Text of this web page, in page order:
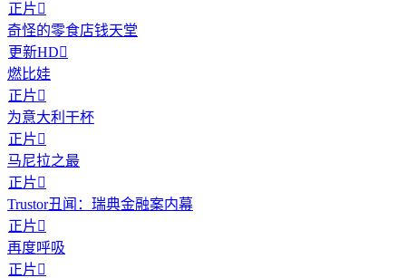
正片
奇怪的零食店钱天堂
更新HD
燃比娃
正片
为意大利干杯
正片
马尼拉之最
正片
Trustor丑闻：瑞典金融案内幕
正片
再度呼吸
正片